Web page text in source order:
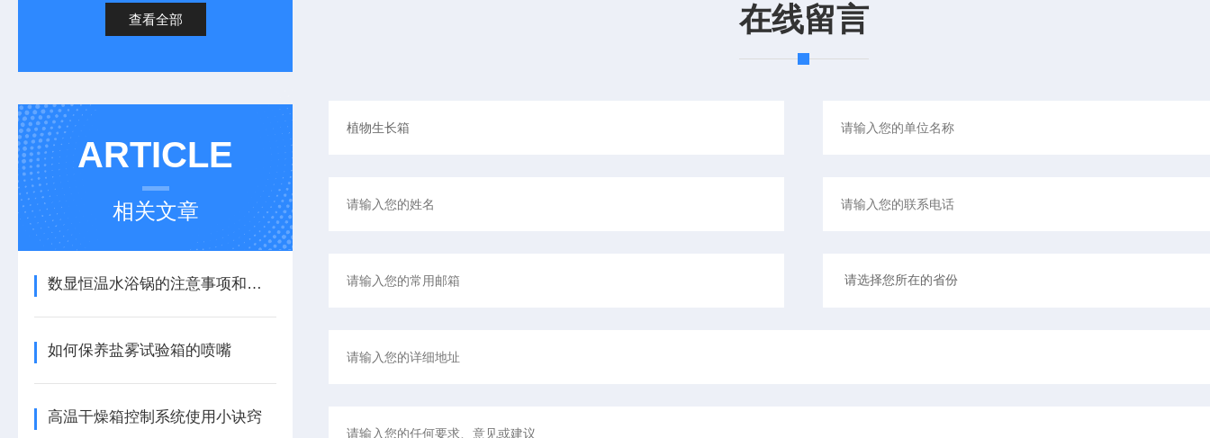
查看全部
ARTICLE
相关文章
数显恒温水浴锅的注意事项和保养方法都是新手需要掌握的
如何保养盐雾试验箱的喷嘴
高温干燥箱控制系统使用小诀窍
在线留言